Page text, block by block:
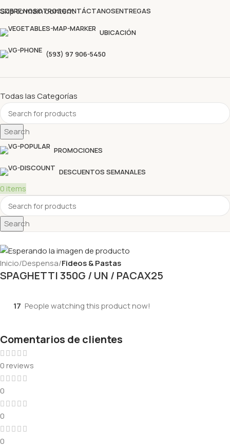
Skip to main content
Descubre nuestras ofertas y compra sin complicaciones
SOBRE NOSOTROSCONTÁCTANOSENTREGAS
UBICACIÓN
(593) 97 906-5450
Todas las Categorías
Search
PROMOCIONES
DESCUENTOS SEMANALES
0 items
Search
Inicio Despensa Fideos & Pastas
SPAGHETTI 350G / UN / PACAX25
17 People watching this product now!
Comentarios de clientes
0 reviews
0
0
0